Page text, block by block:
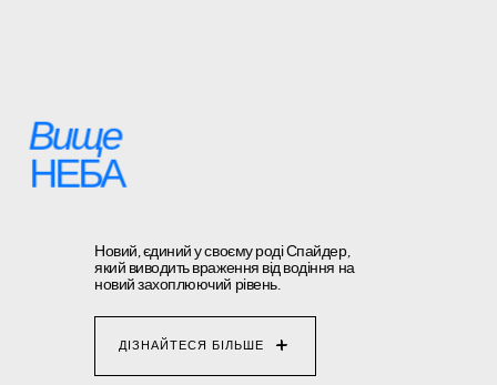
Вище
НЕБА
Новий, єдиний у своєму роді Спайдер,
який виводить враження від водіння на
новий захоплюючий рівень.
ДІЗНАЙТЕСЯ БІЛЬШЕ